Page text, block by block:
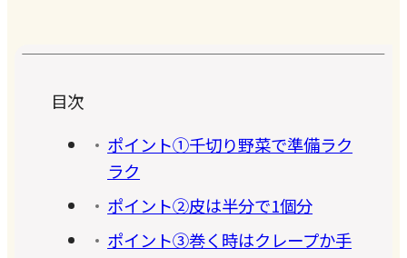
目次
ポイント①千切り野菜で準備ラク
ラク
ポイント②皮は半分で1個分
ポイント③巻く時はクレープか手